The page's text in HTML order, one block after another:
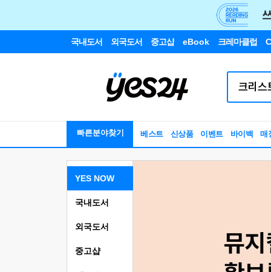
국내도서 외국도서 중고샵 eBook 크레마클럽
빠른분야찾기 베스트 신상품 이벤트 바이백 매
YES NOW
국내도서
외국도서
중고샵